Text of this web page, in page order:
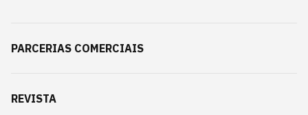
PARCERIAS COMERCIAIS
REVISTA